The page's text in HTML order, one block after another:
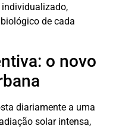
de cada
o novo
diariamente a uma
solar intensa,